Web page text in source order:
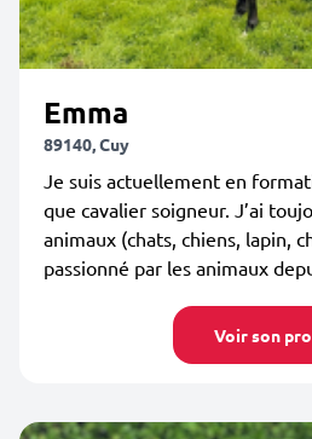
Emma
89140, Cuy
Je suis actuellement en
que cavalier soigneur. J’ai
animaux (chats, chiens, lapin,
passionné par les animaux
Voir son